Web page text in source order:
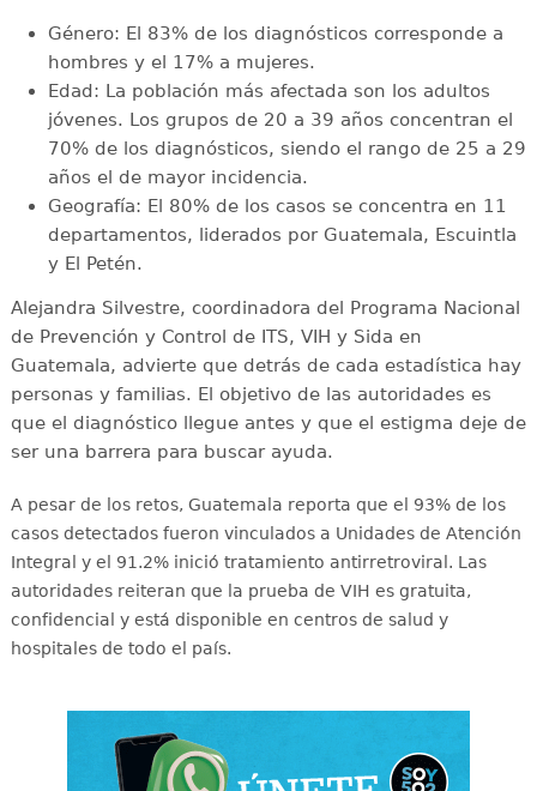
Género: El 83% de los diagnósticos corresponde a
hombres y el 17% a mujeres.
Edad: La población más afectada son los adultos
jóvenes. Los grupos de 20 a 39 años concentran el
70% de los diagnósticos, siendo el rango de 25 a 29
años el de mayor incidencia.
Geografía: El 80% de los casos se concentra en 11
departamentos, liderados por Guatemala, Escuintla
y El Petén.
Alejandra Silvestre, coordinadora del Programa Nacional
de Prevención y Control de ITS, VIH y Sida en
Guatemala, advierte que detrás de cada estadística hay
personas y familias. El objetivo de las autoridades es
que el diagnóstico llegue antes y que el estigma deje de
ser una barrera para buscar ayuda.
A pesar de los retos, Guatemala reporta que el 93% de los
casos detectados fueron vinculados a Unidades de Atención
Integral y el 91.2% inició tratamiento antirretroviral . Las
autoridades reiteran que la prueba de VIH es gratuita,
confidencial y está disponible en centros de salud y
hospitales de todo el país.